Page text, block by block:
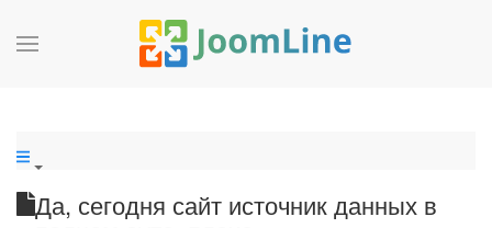
Да, сегодня сайт источник данных в